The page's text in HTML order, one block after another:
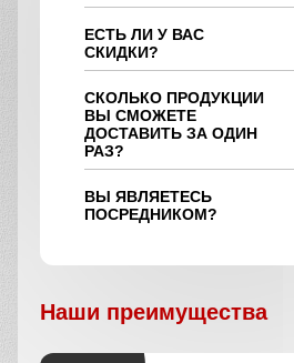
ЕСТЬ ЛИ У ВАС
СКИДКИ?
СКОЛЬКО ПРОДУКЦИИ
ВЫ СМОЖЕТЕ
ДОСТАВИТЬ ЗА ОДИН
РАЗ?
ВЫ ЯВЛЯЕТЕСЬ
ПОСРЕДНИКОМ?
Наши преимущества